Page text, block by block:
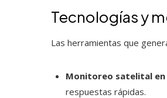
Tecnologías y
Las herramientas que
Monitoreo satelital
respuestas rápidas.